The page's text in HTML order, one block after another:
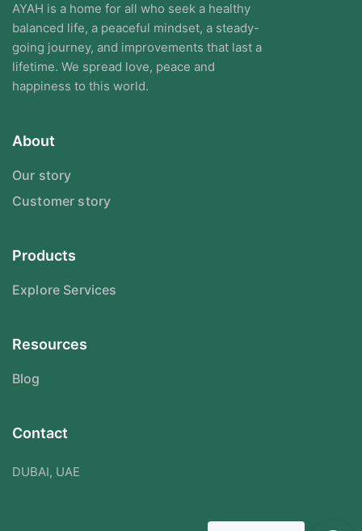
AYAH is a home for all who seek a healthy
balanced life, a peaceful mindset, a steady-
going journey, and improvements that last a
lifetime. We spread love, peace and
happiness to this world.
About
Our story
Customer story
Products
Explore Services
Resources
Blog
Contact
DUBAI, UAE